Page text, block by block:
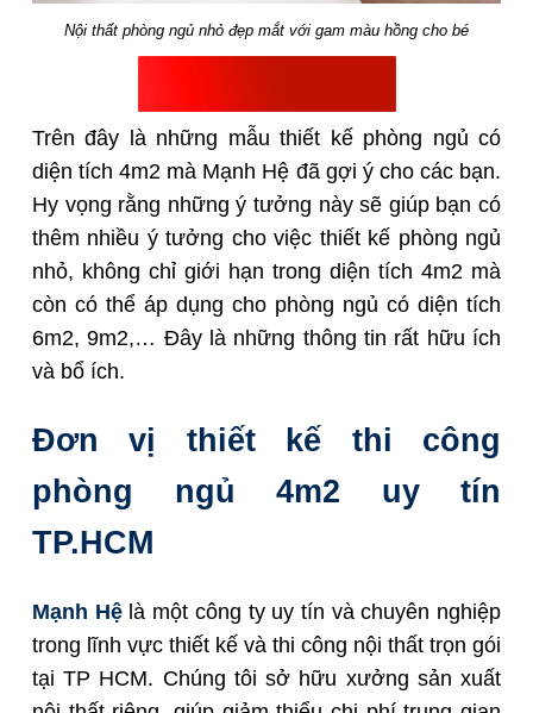
Nội thất phòng ngủ nhỏ đẹp mắt với gam màu hồng cho bé
Trên đây là những mẫu thiết kế phòng ngủ có
diện tích 4m2 mà Mạnh Hệ đã gợi ý cho các bạn.
Hy vọng rằng những ý tưởng này sẽ giúp bạn có
thêm nhiều ý tưởng cho việc thiết kế phòng ngủ
nhỏ, không chỉ giới hạn trong diện tích 4m2 mà
còn có thể áp dụng cho phòng ngủ có diện tích
6m2, 9m2,… Đây là những thông tin rất hữu ích
và bổ ích.
Đơn vị thiết kế thi công
phòng ngủ 4m2 uy tín
TP.HCM
Mạnh Hệlà một công ty uy tín và chuyên nghiệp
trong lĩnh vực thiết kế và thi công nội thất trọn gói
tại TP HCM. Chúng tôi sở hữu xưởng sản xuất